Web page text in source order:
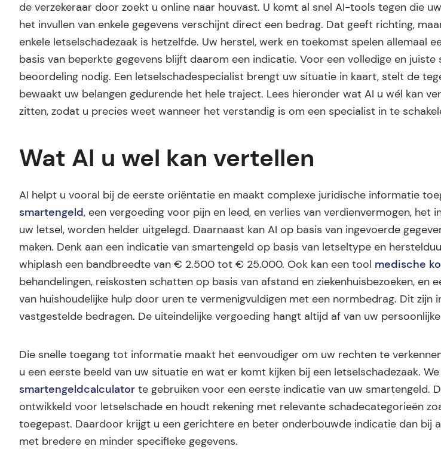
de verzekeraar door zoekt u online naar houvast. U komt al snel AI-tools tegen die
het invullen van enkele gegevens verschijnt direct een bedrag. Dat geeft richting,
enkele letselschadezaak is hetzelfde. Uw herstel, werk en toekomst spelen allemaal
basis van beperkte gegevens blijft daarom een indicatie. Voor een volledige en juiste
beoordeling nodig. Een letselschadespecialist brengt uw situatie in kaart, stelt de
bewaakt uw belangen gedurende het hele traject. Lees hieronder wat AI u wél kan
zitten, zodat u precies weet wanneer het verstandig is om een specialist in te
Wat AI u wel kan vertellen
AI helpt u vooral bij de eerste oriëntatie en maakt complexe juridische informatie
smartengeld, een vergoeding voor pijn en leed, en verlies van verdienvermogen, het
uw letsel, worden helder uitgelegd. Daarnaast kan AI op basis van ingevoerde
maken. Denk aan een indicatie van smartengeld op basis van letseltype en
whiplash een bandbreedte van € 2.500 tot € 25.000. Ook kan een tool medische
behandelingen, reiskosten schatten op basis van afstand en ziekenhuisbezoeken, en
van huishoudelijke hulp door uren te vermenigvuldigen met een normbedrag. Dit zijn
vastgestelde bedragen. De uiteindelijke vergoeding hangt altijd af van uw
Die snelle toegang tot informatie maakt het eenvoudiger om uw rechten te
u een eerste beeld van uw situatie en wat er komt kijken bij een letselschadezaak.
smartengeldcalculator te gebruiken voor een eerste indicatie van uw smartengeld.
ontwikkeld voor letselschade en houdt rekening met relevante schadecategorieën
toegepast. Daardoor krijgt u een gerichtere en beter onderbouwde indicatie dan bij
met bredere en minder specifieke gegevens.